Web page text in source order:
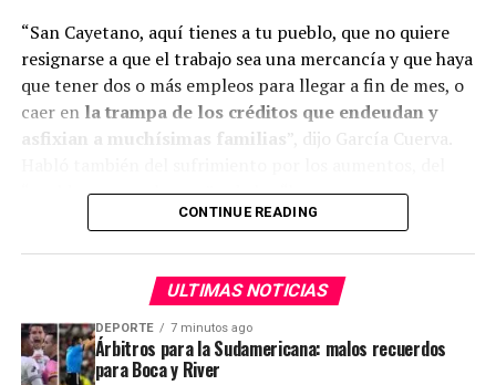
select Toy Story 5
screenings in Japan from
today!
pic.twitter.com/9VEhYN88n
— Genki
(@Genki_JPN)
August 7, 2026
¿Qué os ha parecido esta información? No dudéis en
compartir vuestra opinión en los comentarios.
“San Cayetano, aquí tienes a tu pueblo, que no quiere
resignarse a que el trabajo sea una mercancía y que haya
que tener dos o más empleos para llegar a fin de mes, o
caer en la trampa de los créditos que endeudan y
asfixian a muchísimas familias ”, dijo García Cuerva.
“sueldo que no alcanza” y de los “hermanos que
revuelven la basura para comer”.
ADVERTISEMENT
CONTINUE READING
ULTIMAS NOTICIAS
DEPORTE 7 minutos ago
Árbitros para la Sudamericana: malos recuerdos
para Boca y River